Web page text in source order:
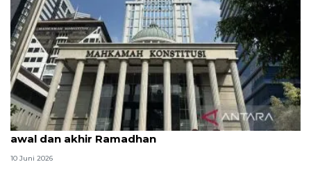
MK uji materi UU Peradilan Agama perihal isbat
awal dan akhir Ramadhan
10 Juni 2026